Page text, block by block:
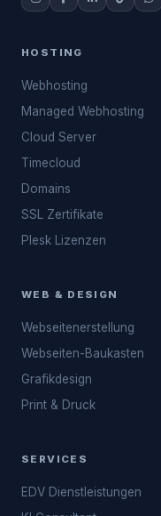
HOSTING
Webhosting
Managed Webhosting
Cloud Server
Timecloud
Domains
SSL Zertifikate
Plesk Lizenzen
WEB & DESIGN
Webseitenerstellung
Webseiten-Baukasten
Grafikdesign
Print & Druck
SERVICES
EDV Dienstleistungen